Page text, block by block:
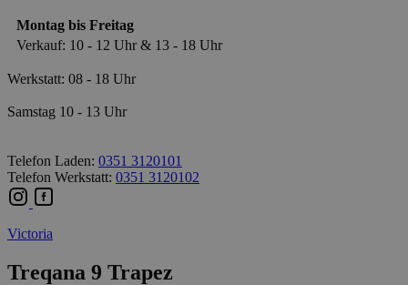
Montag bis Freitag
Verkauf: 10 - 12 Uhr & 13 - 18 Uhr
Werkstatt: 08 - 18 Uhr
Samstag 10 - 13 Uhr
Telefon Laden: 0351 3120101
Telefon Werkstatt: 0351 3120102
Victoria
Treqana 9 Trapez